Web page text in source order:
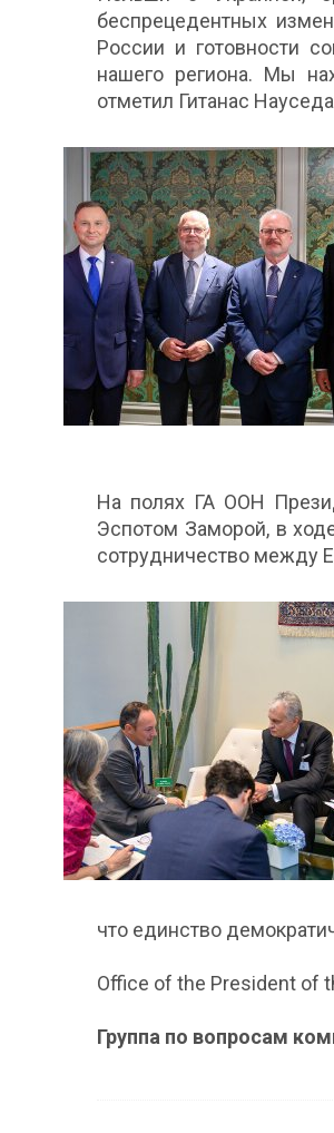
беспрецедентных
России и готовности
нашего региона. Мы
отметил Гитанас
На полях ГА ООН
Эспотом Заморой, в
сотрудничество между
что единство
Office of the President of
Группа по вопросам